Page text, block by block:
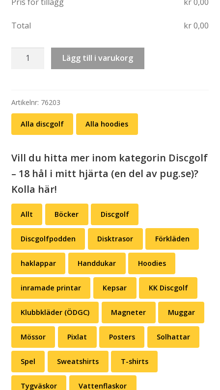
Total kr0,00
Hoodie:
your
balls
mängd
Lägg till i varukorg
Artikelnr: 76203
Alla discgolf Alla hoodies
Vill du hitta mer inom kategorin Discgolf
– 18 hål i mitt hjärta (en del av pug.se)?
Kolla här!
Allt Böcker Discgolf
Discgolfpodden Disktrasor Förkläden
haklappar Handdukar Hoodies
inramade printar Kepsar KK Discgolf
Klubbkläder (ÖDGC) Magneter Muggar
Mössor Pixlat Posters Solhattar
Spel Sweatshirts T-shirts
Tygväskor Vattenflaskor